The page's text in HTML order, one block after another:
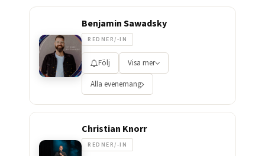
Benjamin Sawadsky
REDNER/-IN
Följ Visa mer
Alla evenemang
Christian Knorr
REDNER/-IN